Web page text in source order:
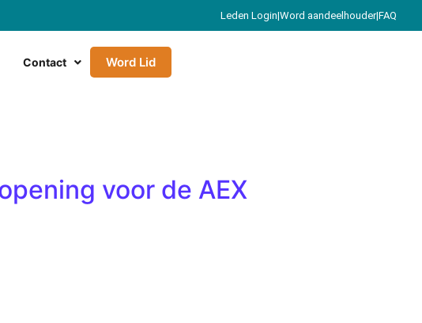
Leden Login|Word aandeelhouder|FAQ
Contact Word Lid
voor de AEX